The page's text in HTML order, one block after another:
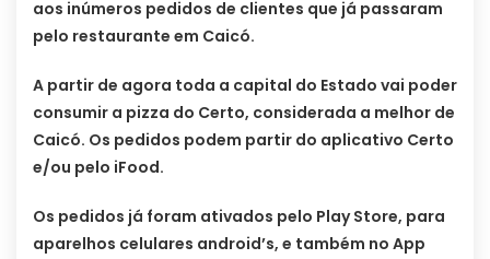
aos inúmeros pedidos de clientes que já passaram
pelo restaurante em Caicó.
A partir de agora toda a capital do Estado vai poder
consumir a pizza do Certo, considerada a melhor de
Caicó. Os pedidos podem partir do aplicativo Certo
e/ou pelo iFood.
Os pedidos já foram ativados pelo Play Store, para
aparelhos celulares android’s, e também no App